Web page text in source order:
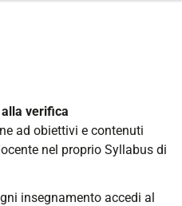
verifica
ad obiettivi e contenuti
nel proprio Syllabus di
insegnamento accedi al